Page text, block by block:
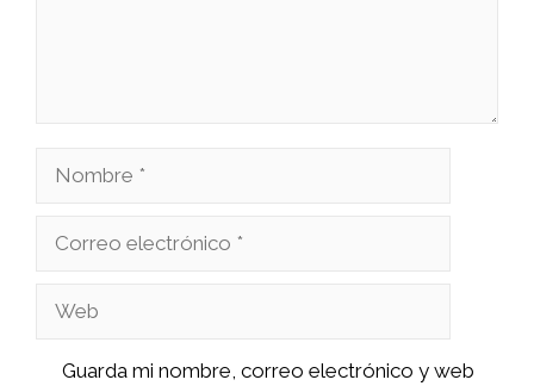
Nombre
Correo
Web
Guarda mi nombre, correo electrónico y web